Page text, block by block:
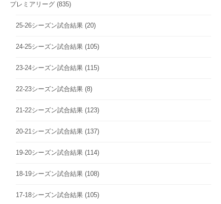
プレミアリーグ (835)
25-26シーズン試合結果 (20)
24-25シーズン試合結果 (105)
23-24シーズン試合結果 (115)
22-23シーズン試合結果 (8)
21-22シーズン試合結果 (123)
20-21シーズン試合結果 (137)
19-20シーズン試合結果 (114)
18-19シーズン試合結果 (108)
17-18シーズン試合結果 (105)